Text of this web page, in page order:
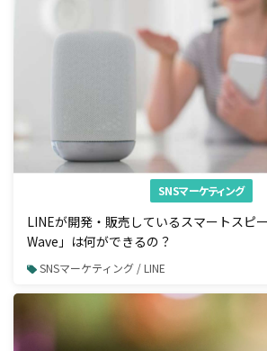
SNSマーケティング
LINEが開発・販売しているスマートスピ
Wave」は何ができるの？
SNSマーケティング / LINE